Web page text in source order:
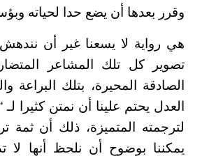
وقرر بعدها أن يضع حدا لحياته
هي رواية لا يسعنا غير أن
تصوير كل تلك المشاعر
الصادقة المحيرة، بتلك البراعة
العدل يحتم علينا أن نمتن كثيرا
لترجمته المتميزة، ذلك أن ثمة
يمكننا بوضوح أن نلحظ أنها لا